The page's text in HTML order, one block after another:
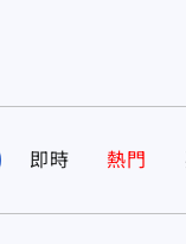
即時 熱門